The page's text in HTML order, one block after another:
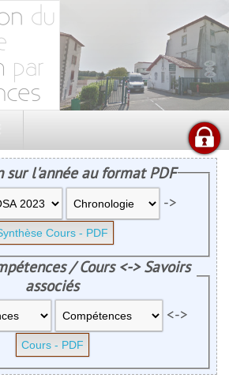
sur l'année au format PDF
/ Cours <-> Savoirs
associés